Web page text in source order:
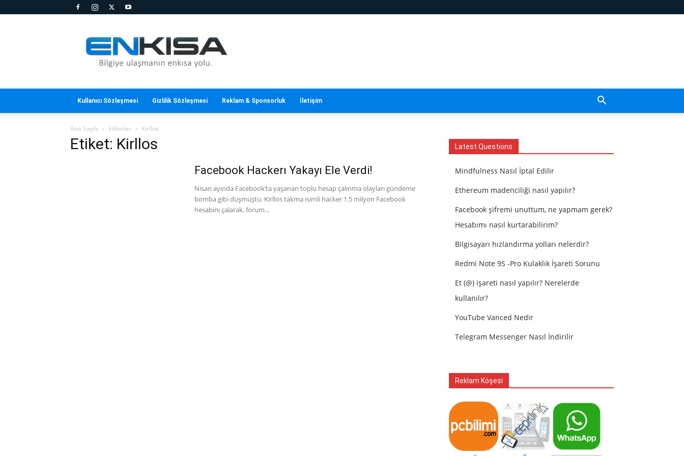
Kısa
Kullanıcı Sözleşmesi Gizlilik Sözleşmesi Reklam & Sponsorluk İletişim
Ana Sayfa Etiketler Kirllos
Etiket: Kirllos
Facebook Hackerı Yakayı Ele Verdi!
Nisan ayında Facebook’ta yaşanan toplu hesap çalınma olayları gündeme
bomba gibi düşmüştü. Kirllos takma isimli hacker 1.5 milyon Facebook
hesabını çalarak, forum...
Latest Questions
Mindfulness Nasıl İptal Edilir
Ethereum madenciliği nasıl yapılır?
Facebook şifremi unuttum, ne yapmam gerek?
Hesabımı nasıl kurtarabilirim?
Bilgisayarı hızlandırma yolları nelerdir?
Redmi Note 9S -Pro Kulaklık İşareti Sorunu
Et (@) işareti nasıl yapılır? Nerelerde
kullanılır?
YouTube Vanced Nedir
Telegram Messenger Nasıl İndirilir
Reklam Köşesi